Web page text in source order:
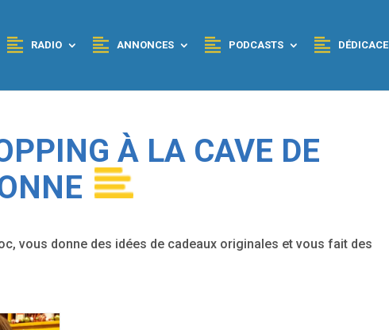
RADIO ANNONCES PODCASTS DÉDICACE
À LA CAVE DE
vous donne des idées de cadeaux originales et vous fait des